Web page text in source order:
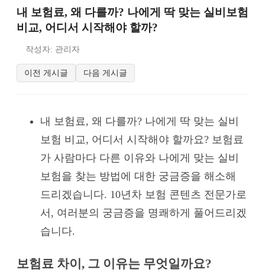
내 보험료, 왜 다를까? 나에게 딱 맞는 실비보험
비교, 어디서 시작해야 할까?
작성자: 관리자
이전 게시글 다음 게시글
내 보험료, 왜 다를까? 나에게 딱 맞는 실비
보험 비교, 어디서 시작해야 할까요? 보험료
가 사람마다 다른 이유와 나에게 맞는 실비
보험을 찾는 방법에 대한 궁금증을 해소해
드리겠습니다. 10년차 보험 콘텐츠 전문가로
서, 여러분의 궁금증을 명쾌하게 풀어드리겠
습니다.
보험료 차이, 그 이유는 무엇일까요?